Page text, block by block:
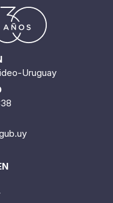
Uruguay